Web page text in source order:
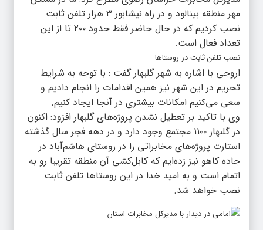
مهر منطقه بینالود و در راه نیشابور ۳ هزار تلفن ثابت
نصب کردیم که در حال حاضر فقط حدود ۲۰۰ تا از این
تعداد فعال است.
نصب تلفن ثابت در روستاها
اروجی با اشاره به شهر گلبهار گفت : با توجه به شرایط
تحریم در این شهر نیز همین اقدامات را انجام دادیم و
سعی می‌کنیم امکانات بیشتری در آنجا ایجاد کنیم.
وی با تاکید بر تعطیل نشدن پروژه‌های گلبهار افزود: اکنون
در گلبهار ۱۱۰۰ مجتمع وجود دارد و در دهه فجر سال گذشته
استارت پروژه‌های مخابراتی را در روستای هاشم‌آباد در
جاده کاهو نیز زده‌ایم که کابل‌کشی آن منطقه تقریبا رو به
اتمام است و به امید خدا در این روستاها تلفن ثابت
نصب خواهد شد.